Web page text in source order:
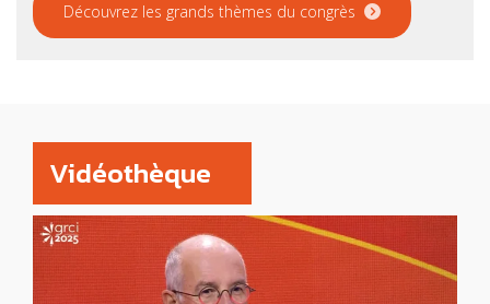
Découvrez les grands thèmes du congrès
Vidéothèque